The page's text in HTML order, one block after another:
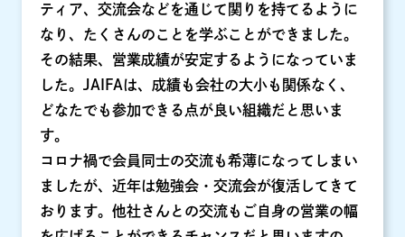
ティア、交流会などを通じて関りを持てるように
なり、たくさんのことを学ぶことができました。
その結果、営業成績が安定するようになっていま
した。JAIFAは、成績も会社の大小も関係なく、
どなたでも参加できる点が良い組織だと思いま
す。
コロナ禍で会員同士の交流も希薄になってしまい
ましたが、近年は勉強会・交流会が復活してきて
おります。他社さんとの交流もご自身の営業の幅